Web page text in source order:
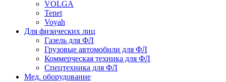
VOLGA
Tenet
Voyah
Для физических лиц
Газель для ФЛ
Грузовые автомобили для ФЛ
Коммерческая техника для ФЛ
Спецтехника для ФЛ
Мед. оборудование